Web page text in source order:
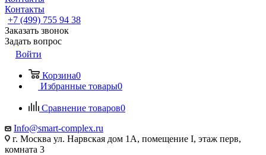
Контакты
+7 (499) 755 94 38
Заказать звонок
Задать вопрос
Войти
Корзина0
Избранные товары0
Сравнение товаров0
Info@smart-complex.ru
г. Москва ул. Нарвская дом 1А, помещение I, этаж перв,
комната 3